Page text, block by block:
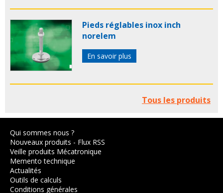
Pieds réglables inox inch
norelem
En savoir plus
Tous les produits
Qui sommes nous ?
Nouveaux produits - Flux RSS
Veille produits Mécatronique
Memento technique
Actualités
Outils de calculs
Conditions générales